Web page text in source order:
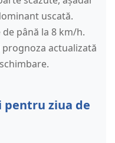
uscată.
până la 8 km/h.
actualizată
pentru ziua de